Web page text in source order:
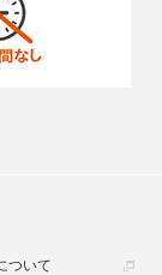
ついて